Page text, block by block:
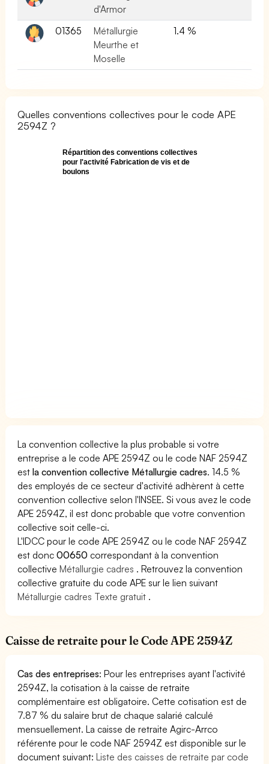
d'Armor
01365
Métallurgie
Meurthe et
Moselle
1.4 %
Quelles conventions collectives pour le code APE
2594Z ?
Répartition des conventions collectives
pour l'activité Fabrication de vis et de
boulons
La convention collective la plus probable si votre
entreprise a le code APE 2594Z ou le code NAF 2594Z
estla convention collective Métallurgie cadres. 14.5 %
des employés de ce secteur d'activité adhèrent à cette
convention collective selon l'INSEE. Si vous avez le code
APE 2594Z, il est donc probable que votre convention
collective soit celle-ci.
L'IDCC pour le code APE 2594Z ou le code NAF 2594Z
est donc00650 correspondant à la convention
collectiveMétallurgie cadres . Retrouvez la convention
collective gratuite du code APE sur le lien suivant
Métallurgie cadres Texte gratuit .
Caisse de retraite pour le Code APE 2594Z
Cas des entreprises: Pour les entreprises ayant l'activité
2594Z, la cotisation à la caisse de retraite
complémentaire est obligatoire. Cette cotisation est de
7.87 % du salaire brut de chaque salarié calculé
mensuellement. La caisse de retraite Agirc-Arrco
référente pour le code NAF 2594Z est disponible sur le
document suivant:Liste des caisses de retraite par code